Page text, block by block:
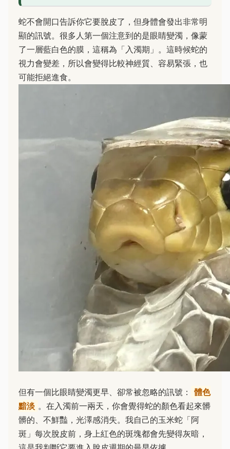
蛇不會開口告訴你它要脫皮了，但身體會發出非常明
顯的訊號。很多人第一個注意到的是眼睛變濁，像蒙
了一層藍白色的膜，這稱為「入濁期」。這時候蛇的
視力會變差，所以會變得比較神經質、容易緊張，也
可能拒絕進食。
但有一個比眼睛變濁更早、卻常被忽略的訊號：
體色
黯淡 。在入濁前一兩天，你會覺得蛇的顏色看起來髒
髒的、不鮮豔，光澤感消失。我自己的玉米蛇「阿
斑」每次脫皮前，身上紅色的斑塊都會先變得灰暗，